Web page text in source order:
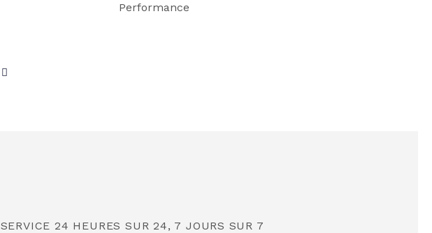
Performance
SERVICE 24 HEURES SUR 24, 7 JOURS SUR 7